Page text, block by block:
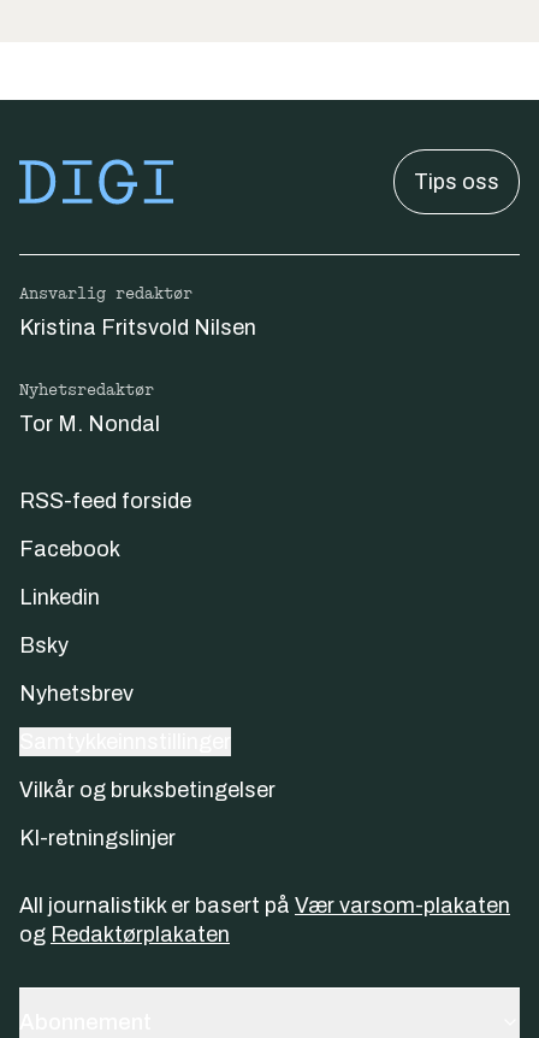
Tips oss
Ansvarlig redaktør
Kristina Fritsvold Nilsen
Nyhetsredaktør
Tor M. Nondal
RSS-feed forside
Facebook
Linkedin
Bsky
Nyhetsbrev
Vilkår og bruksbetingelser
KI-retningslinjer
All journalistikk er basert på Vær varsom-plakaten
og Redaktørplakaten